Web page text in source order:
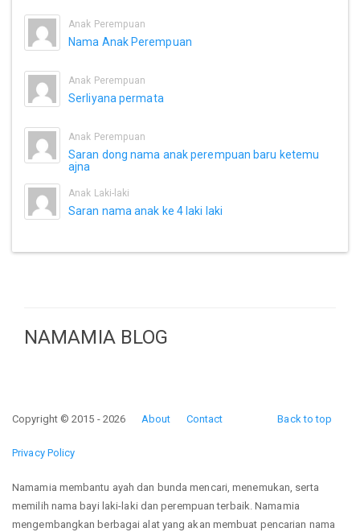
Anak Perempuan
Nama Anak Perempuan
Anak Perempuan
Serliyana permata
Anak Perempuan
Saran dong nama anak perempuan baru ketemu
ajna
Anak Laki-laki
Saran nama anak ke 4 laki laki
NAMAMIA BLOG
Back to top
Copyright © 2015 - 2026 About Contact
Privacy Policy
Namamia membantu ayah dan bunda mencari, menemukan, serta
memilih nama bayi laki-laki dan perempuan terbaik. Namamia
mengembangkan berbagai alat yang akan membuat pencarian nama